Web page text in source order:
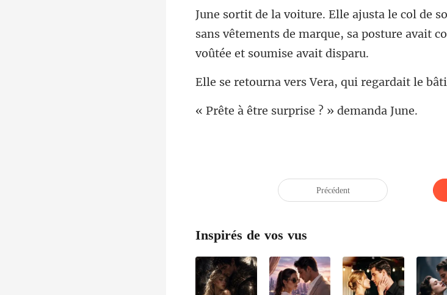
sans vêtements de marque, sa posture avait co
Vera, qui regardait
e surprise ?
Précédent
Inspirés de vos vus